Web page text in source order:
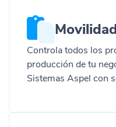
Controla todos los
producción de tu
Sistemas Aspel con